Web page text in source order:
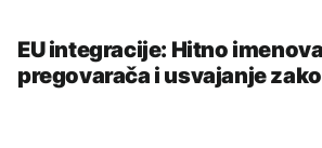
EU integracije: Hitno
pregovarača i usvajanje